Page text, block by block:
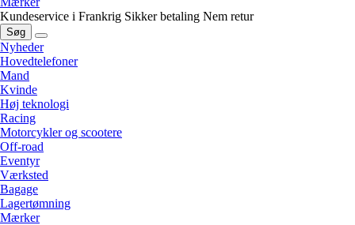
Kundeservice i Frankrig Sikker betaling Nem retur
Søg
Nyheder
Hovedtelefoner
Mand
Kvinde
Høj teknologi
Racing
Motorcykler og scootere
Off-road
Eventyr
Værksted
Bagage
Lagertømning
Mærker